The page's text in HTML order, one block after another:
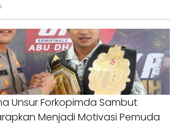
Unsur Forkopimda Sambut
Menjadi Motivasi Pemuda